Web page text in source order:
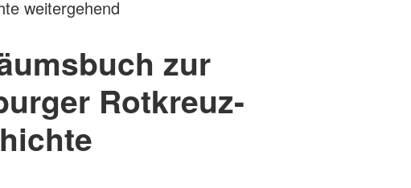
weitergehend
zur
Rotkreuz-